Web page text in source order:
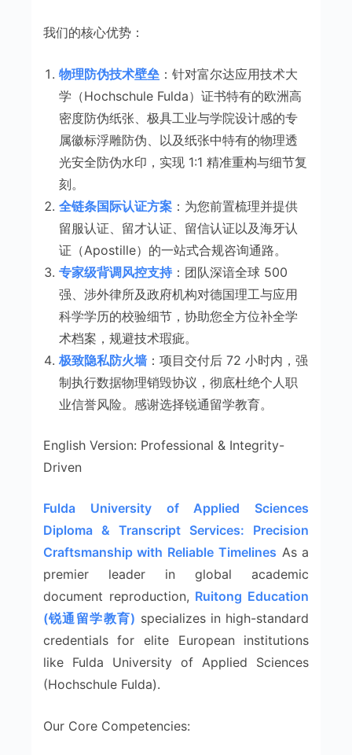
我们的核心优势：
物理防伪技术壁垒：针对富尔达应用技术大
学（Hochschule Fulda）证书特有的欧洲高
密度防伪纸张、极具工业与学院设计感的专
属徽标浮雕防伪、以及纸张中特有的物理透
光安全防伪水印，实现 1:1 精准重构与细节复
刻。
全链条国际认证方案：为您前置梳理并提供
留服认证、留才认证、留信认证以及海牙认
证（Apostille）的一站式合规咨询通路。
专家级背调风控支持：团队深谙全球 500
强、涉外律所及政府机构对德国理工与应用
科学学历的校验细节，协助您全方位补全学
术档案，规避技术瑕疵。
极致隐私防火墙：项目交付后 72 小时内，强
制执行数据物理销毁协议，彻底杜绝个人职
业信誉风险。感谢选择锐通留学教育。
English Version: Professional & Integrity-
Driven
Fulda University of Applied Sciences
Diploma & Transcript Services: Precision
Craftsmanship with Reliable Timelines As a
premier leader in global academic
document reproduction, Ruitong Education
(锐通留学教育) specializes in high-standard
credentials for elite European institutions
like Fulda University of Applied Sciences
(Hochschule Fulda).
Our Core Competencies: